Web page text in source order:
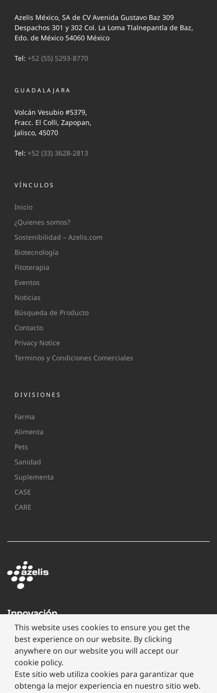
Azelis México, SA de CV Avenida Gustavo Baz 309
Despachos 301 y 302 Col. La Loma Tlalnepantla de Baz,
Edo. de México 54060 México
Tel: +52 (55) 5293-8770
GUADALAJARA
Volcán Vesubio #5379,
Fracc. El Colli, Zapopan,
Jalisco, 45070
Tel: +52 (33) 3628-2813
VÍNCULOS
Inicio
¿Quienes somos?
Sostenibilidad – Azelis.com
Biotecnología
Fitoterapia
Eventos
Noticias
Búsqueda de Producto
Contacto
Privacy Notice
Terminos y Condiciones Comerciales
DIVISIONES
Farma
Alimenta
Pets
Sanidad
Suplementa
CASE
CARE
Innovación
través
de
formulación
This website uses cookies to ensure you get the
best experience on our website. By clicking
anywhere on our website you will accept our
cookie policy.
Este sitio web utiliza cookies para garantizar que
obtenga la mejor experiencia en nuestro sitio web.